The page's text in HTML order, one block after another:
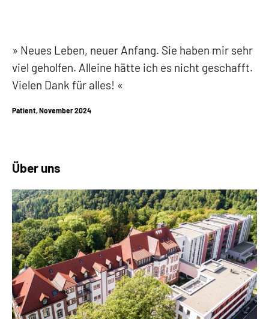
Neues Leben, neuer Anfang. Sie haben mir sehr
viel geholfen. Alleine hätte ich es nicht geschafft.
Vielen Dank für alles!
Patient, November 2024
Über uns